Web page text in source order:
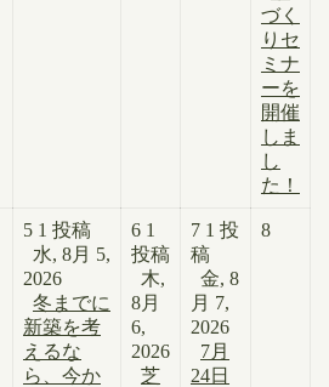
づく
りセ
ミナ
ーを
開催
しま
し
た！
5 1 投稿
水, 8月 5,
2026
冬までに
新築を考
えるな
ら、今か
6 1
投稿
木,
8月
6,
2026
芝
7 1 投
稿
金, 8
月 7,
2026
7月
24日
8